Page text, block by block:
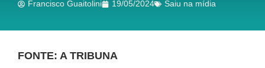
Francisco Guaitolini 19/05/2024 Saiu na mídia
FONTE: A TRIBUNA